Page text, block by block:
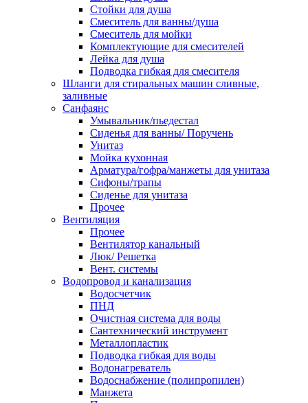
Стойки для душа
Смеситель для ванны/душа
Смеситель для мойки
Комплектующие для смесителей
Лейка для душа
Подводка гибкая для смесителя
Шланги для стиральных машин сливные,
заливные
Санфаянс
Умывальник/пьедестал
Сиденья для ванны/ Поручень
Унитаз
Мойка кухонная
Арматура/гофра/манжеты для унитаза
Сифоны/трапы
Сиденье для унитаза
Прочее
Вентиляция
Прочее
Вентилятор канальный
Люк/ Решетка
Вент. системы
Водопровод и канализация
Водосчетчик
ПНД
Очистная система для воды
Сантехнический инструмент
Металлопластик
Подводка гибкая для воды
Водонагреватель
Водоснабжение (полипропилен)
Манжета